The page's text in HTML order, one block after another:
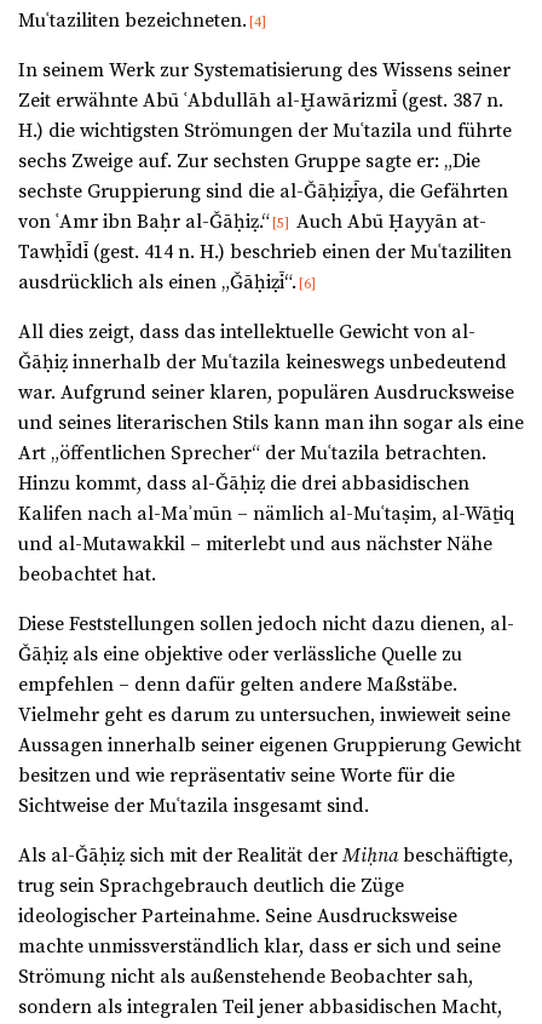
Muʿtaziliten bezeichneten. [4]
In seinem Werk zur Systematisierung des Wissens seiner
Zeit erwähnte Abū ʿAbdullāh al-Ḫawārizmī (gest. 387 n.
H.) die wichtigsten Strömungen der Muʿtazila und führte
sechs Zweige auf. Zur sechsten Gruppe sagte er: „Die
sechste Gruppierung sind die al-Ǧāḥiẓīya, die Gefährten
von ʿAmr ibn Baḥr al-Ǧāḥiẓ.“ [5] Auch Abū Ḥayyān at-
Tawḥīdī (gest. 414 n. H.) beschrieb einen der Muʿtaziliten
ausdrücklich als einen „Ǧāḥiẓī“. [6]
All dies zeigt, dass das intellektuelle Gewicht von al-
Ǧāḥiẓ innerhalb der Muʿtazila keineswegs unbedeutend
war. Aufgrund seiner klaren, populären Ausdrucksweise
und seines literarischen Stils kann man ihn sogar als eine
Art „öffentlichen Sprecher“ der Muʿtazila betrachten.
Hinzu kommt, dass al-Ǧāḥiẓ die drei abbasidischen
Kalifen nach al-Maʾmūn – nämlich al-Muʿtaṣim, al-Wāṯiq
und al-Mutawakkil – miterlebt und aus nächster Nähe
beobachtet hat.
Diese Feststellungen sollen jedoch nicht dazu dienen, al-
Ǧāḥiẓ als eine objektive oder verlässliche Quelle zu
empfehlen – denn dafür gelten andere Maßstäbe.
Vielmehr geht es darum zu untersuchen, inwieweit seine
Aussagen innerhalb seiner eigenen Gruppierung Gewicht
besitzen und wie repräsentativ seine Worte für die
Sichtweise der Muʿtazila insgesamt sind.
Als al-Ǧāḥiẓ sich mit der Realität der Miḥnabeschäftigte,
trug sein Sprachgebrauch deutlich die Züge
ideologischer Parteinahme. Seine Ausdrucksweise
machte unmissverständlich klar, dass er sich und seine
Strömung nicht als außenstehende Beobachter sah,
sondern als integralen Teil jener abbasidischen Macht,